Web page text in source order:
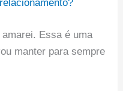
Essa é uma
manter para sempre